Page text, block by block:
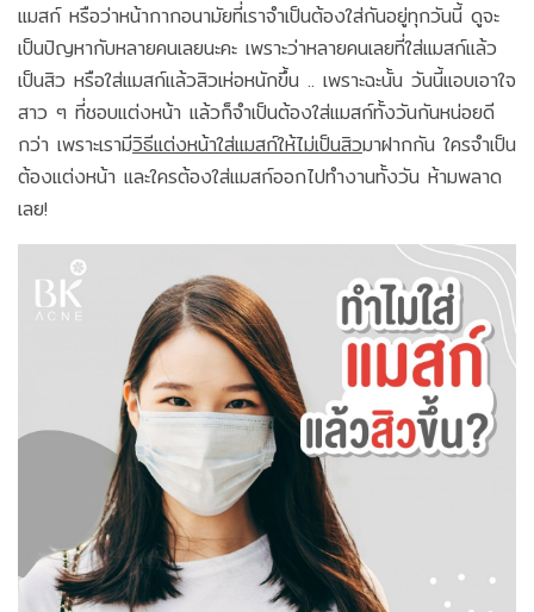
แมสก์ หรือว่าหน้ากากอนามัยที่เราจำเป็นต้องใส่กันอยู่ทุกวันนี้ ดูจะ
เป็นปัญหากับหลายคนเลยนะคะ เพราะว่าหลายคนเลยที่ใส่แมสก์แล้ว
เป็นสิว หรือใส่แมสก์แล้วสิวเห่อหนักขึ้น .. เพราะฉะนั้น วันนี้แอบเอาใจ
สาว ๆ ที่ชอบแต่งหน้า แล้วก็จำเป็นต้องใส่แมสก์ทั้งวันกันหน่อยดี
กว่า เพราะเรามีวิธีแต่งหน้าใส่แมสก์ให้ไม่เป็นสิวมาฝากกัน ใครจำเป็น
ต้องแต่งหน้า และใครต้องใส่แมสก์ออกไปทำงานทั้งวัน ห้ามพลาด
เลย!